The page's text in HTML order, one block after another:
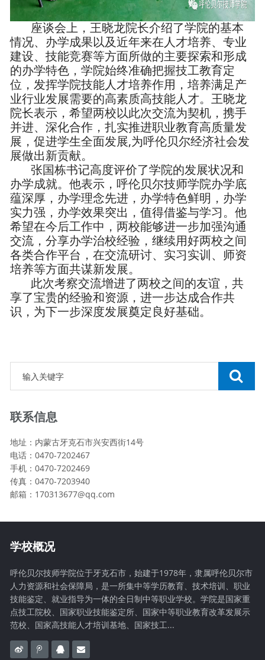
座谈会上，王晓龙院长介绍了学院的基本
情况、办学成果以及近年来在人才培养、专业
建设、技能竞赛等方面所做的主要探索和形成
的办学特色，学院始终准确把握技工教育定
位，发挥学院技能人才培养作用，培养满足产
业行业发展需要的高素质高技能人才。王晓龙
院长表示，希望两校以此次交流为契机，携手
并进、深化合作，扎实推进职业教育高质量发
展，促进学生全面发展,为呼伦贝尔经济社会发
展做出新贡献。
张国栋书记高度评价了学院的发展状况和
办学成就。他表示，呼伦贝尔技师学院办学底
蕴深厚，办学理念先进，办学特色鲜明，办学
实力强，办学效果突出，值得借鉴与学习。他
希望在今后工作中，两校能够进一步加强沟通
交流，分享办学治校经验，继续用好两校之间
各类合作平台，在交流研讨、实习实训、师资
培养等方面共谋新发展。
此次考察交流增进了两校之间的友谊，共
享了宝贵的经验和资源，进一步达成合作共
识，为下一步深度发展奠定良好基础。
联系信息
地址：内蒙古牙克石市兴安西街14号
电话：0470-7202467
手机：0470-7202469
传真：0470-7203940
邮箱：170313677@qq.com
学校概况
呼伦贝尔技师学院位于牙克石市，始建于1978年，隶属呼伦贝尔市
人力资源和社会保障局，是一所集中等学历教育、技术培训、职业
技能鉴定、就业指导为一体的全日制中等职业学校。学院是国家重
点技工院校、国家职业技能鉴定所、国家中等职业教育改革发展示
范校、国家高技能人才培训基地、国家技工...